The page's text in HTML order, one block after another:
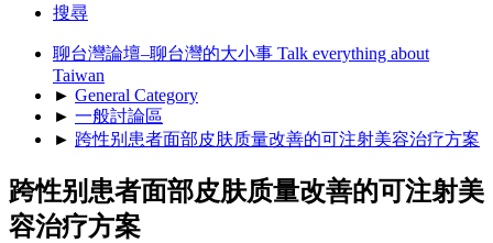
搜尋
聊台灣論壇–聊台灣的大小事 Talk everything about
Taiwan
► General Category
► 一般討論區
► 跨性别患者面部皮肤质量改善的可注射美容治疗方案
跨性别患者面部皮肤质量改善的可注射美
容治疗方案